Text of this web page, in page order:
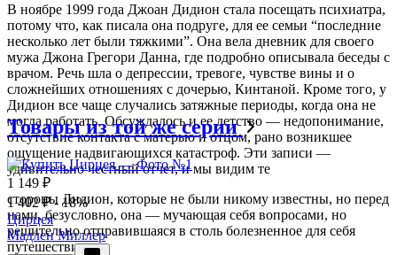
В ноябре 1999 года Джоан Дидион стала посещать психиатра,
потому что, как писала она подруге, для ее семьи “последние
несколько лет были тяжкими”. Она вела дневник для своего
мужа Джона Грегори Данна, где подробно описывала беседы с
врачом. Речь шла о депрессии, тревоге, чувстве вины и о
сложнейших отношениях с дочерью, Кинтаной. Кроме того, у
Дидион все чаще случались затяжные периоды, когда она не
могла работать. Обсуждалось и ее детство — недопонимание,
отсутствие контакта с матерью и отцом, рано возникшее
ощущение надвигающихся катастроф. Эти записи —
удивительно честный отчет, и мы видим те
стороны Дидион, которые не были никому известны, но перед
нами, безусловно, она — мучающая себя вопросами, но
решительно отправившаяся в столь болезненное для себя
путешествие.
Товары из той же серии
1 149 ₽
1 402 ₽- 18%
Цирцея
Мадлен Миллер